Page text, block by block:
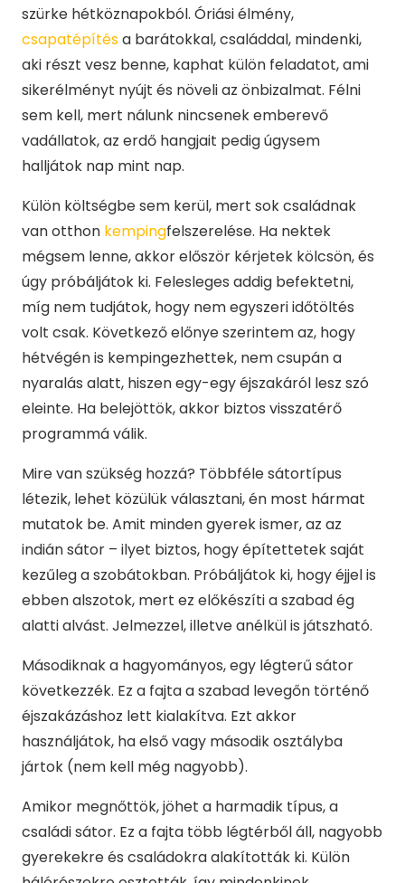
szürke hétköznapokból. Óriási élmény,
csapatépítésa barátokkal, családdal, mindenki,
aki részt vesz benne, kaphat külön feladatot, ami
sikerélményt nyújt és növeli az önbizalmat. Félni
sem kell, mert nálunk nincsenek emberevő
vadállatok, az erdő hangjait pedig úgysem
halljátok nap mint nap.
Külön költségbe sem kerül, mert sok családnak
van otthon kempingfelszerelése. Ha nektek
mégsem lenne, akkor először kérjetek kölcsön, és
úgy próbáljátok ki. Felesleges addig befektetni,
míg nem tudjátok, hogy nem egyszeri időtöltés
volt csak. Következő előnye szerintem az, hogy
hétvégén is kempingezhettek, nem csupán a
nyaralás alatt, hiszen egy-egy éjszakáról lesz szó
eleinte. Ha belejöttök, akkor biztos visszatérő
programmá válik.
Mire van szükség hozzá? Többféle sátortípus
létezik, lehet közülük választani, én most hármat
mutatok be. Amit minden gyerek ismer, az az
indián sátor – ilyet biztos, hogy építettetek saját
kezűleg a szobátokban. Próbáljátok ki, hogy éjjel is
ebben alszotok, mert ez előkészíti a szabad ég
alatti alvást. Jelmezzel, illetve anélkül is játszható.
Másodiknak a hagyományos, egy légterű sátor
következzék. Ez a fajta a szabad levegőn történő
éjszakázáshoz lett kialakítva. Ezt akkor
használjátok, ha első vagy második osztályba
jártok (nem kell még nagyobb).
Amikor megnőttök, jöhet a harmadik típus, a
családi sátor. Ez a fajta több légtérből áll, nagyobb
gyerekekre és családokra alakították ki. Külön